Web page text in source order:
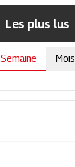
Les plus lus
Semaine Mois